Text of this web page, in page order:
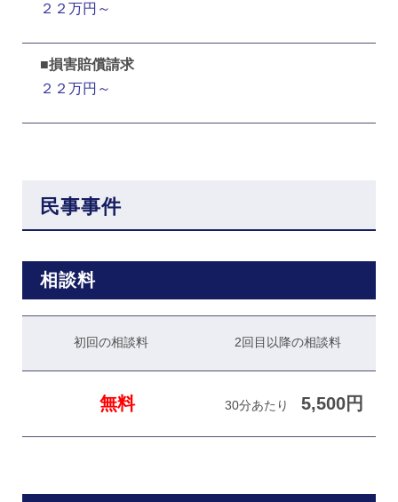
２２万円～
■損害賠償請求
２２万円～
民事事件
相談料
初回の相談料 2回目以降の相談料
無料 30分あたり 5,500円